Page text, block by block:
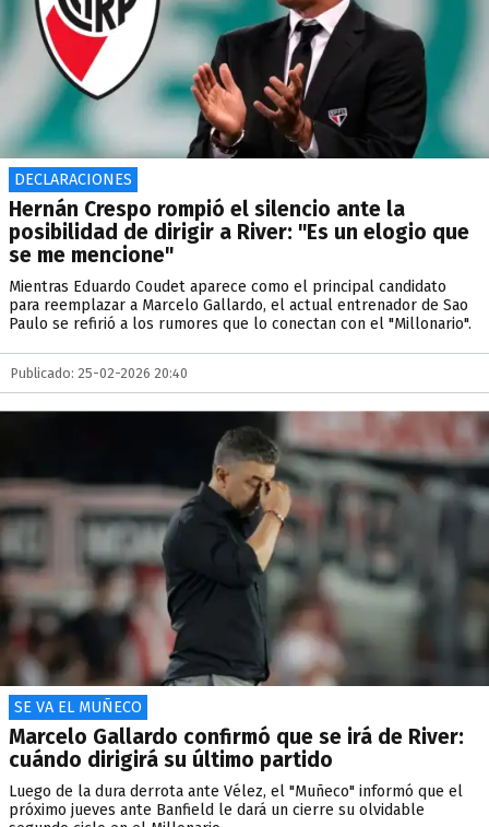
DECLARACIONES
Hernán Crespo rompió el silencio ante la
posibilidad de dirigir a River: "Es un elogio que
se me mencione"
Mientras Eduardo Coudet aparece como el principal candidato
para reemplazar a Marcelo Gallardo, el actual entrenador de Sao
Paulo se refirió a los rumores que lo conectan con el "Millonario".
Publicado: 25-02-2026 20:40
SE VA EL MUÑECO
Marcelo Gallardo confirmó que se irá de River:
cuándo dirigirá su último partido
Luego de la dura derrota ante Vélez, el "Muñeco" informó que el
próximo jueves ante Banfield le dará un cierre su olvidable